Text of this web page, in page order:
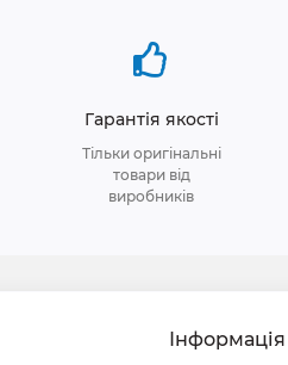
Гарантія якості
Тільки оригінальні
товари від
виробників
Інформація